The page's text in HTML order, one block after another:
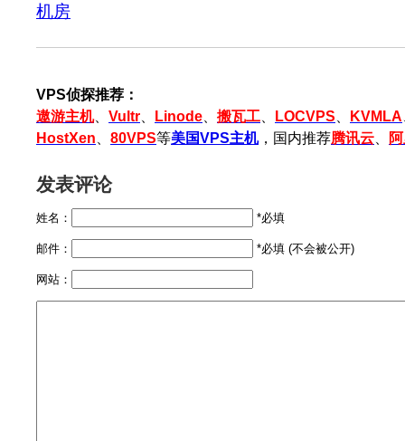
机房
VPS侦探推荐：
遨游主机、 Vultr Linode 搬瓦工 LOCVPS KVMLA
HostXen
80VPS等美国VPS主机，国内推荐腾讯云
发表评论
姓名： *必填
邮件： *必填 (不会被公开)
网站：